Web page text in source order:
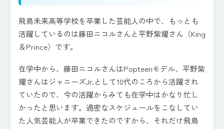
飛鳥未来高等学校を卒業した芸能人の中で、もっとも
活躍しているのは藤田ニコルさんと平野紫耀さん（King
＆Prince）です。
在学中から、藤田ニコルさんはPopteenモデル、平野紫
耀さんはジャニーズJr.として10代のころから活躍され
ていたので、今の活躍からみても在学中はかなり忙し
かったと思います。過密なスケジュールをこなしてい
た人気芸能人が卒業できたのですから、それだけ飛鳥